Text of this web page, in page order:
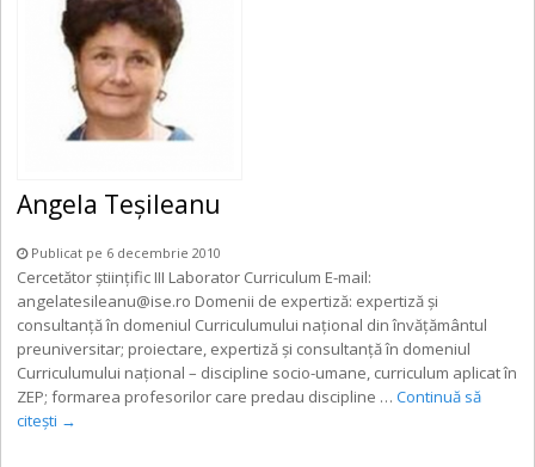
Angela Teșileanu
Publicat pe 6 decembrie 2010
Cercetător ştiinţific III Laborator Curriculum E-mail:
angelatesileanu@ise.ro Domenii de expertiză: expertiză şi
consultanţă în domeniul Curriculumului naţional din învăţământul
preuniversitar; proiectare, expertiză şi consultanţă în domeniul
Curriculumului naţional – discipline socio-umane, curriculum aplicat în
ZEP; formarea profesorilor care predau discipline …Continuă să
citești →